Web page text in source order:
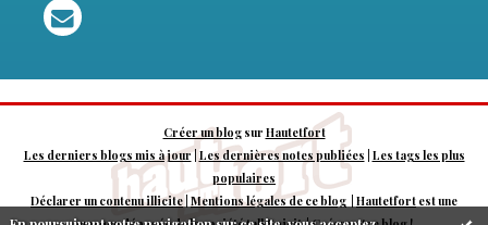
Créer un blogsur Hautetfort
Les derniers blogs mis à jour| Les dernières notes publiées Les tags les plus
populaires
Déclarer un contenu illicite Mentions légales de ce blog Hautetfort est une